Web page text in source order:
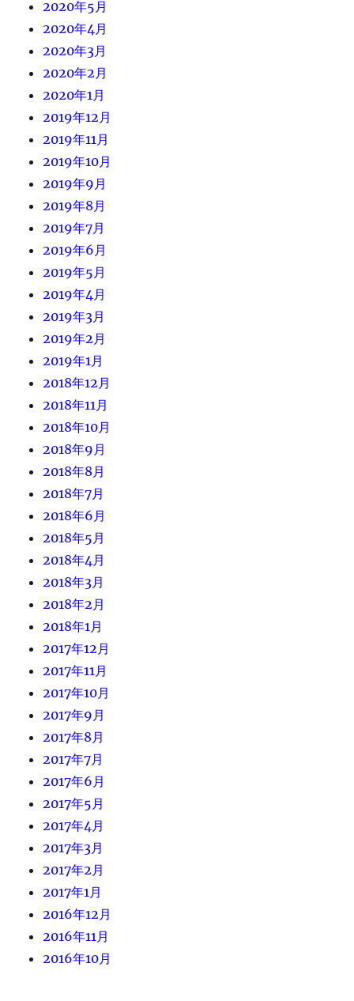
2020年5月
2020年4月
2020年3月
2020年2月
2020年1月
2019年12月
2019年11月
2019年10月
2019年9月
2019年8月
2019年7月
2019年6月
2019年5月
2019年4月
2019年3月
2019年2月
2019年1月
2018年12月
2018年11月
2018年10月
2018年9月
2018年8月
2018年7月
2018年6月
2018年5月
2018年4月
2018年3月
2018年2月
2018年1月
2017年12月
2017年11月
2017年10月
2017年9月
2017年8月
2017年7月
2017年6月
2017年5月
2017年4月
2017年3月
2017年2月
2017年1月
2016年12月
2016年11月
2016年10月